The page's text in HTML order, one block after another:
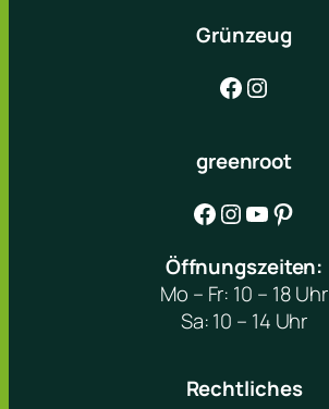
Grünzeug
Facebook Instagram
greenroot
Facebook Instagram YouTube Pinterest
Öffnungszeiten:
Mo – Fr: 10 – 18 Uhr
Sa: 10 – 14 Uhr
Rechtliches